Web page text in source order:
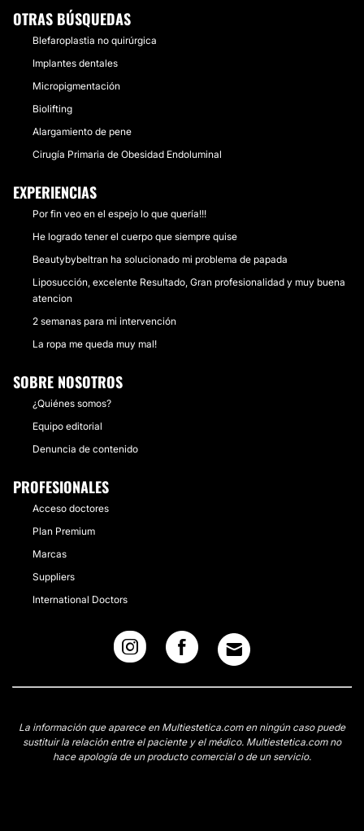
OTRAS BÚSQUEDAS
Blefaroplastia no quirúrgica
Implantes dentales
Micropigmentación
Biolifting
Alargamiento de pene
Cirugía Primaria de Obesidad Endoluminal
EXPERIENCIAS
Por fin veo en el espejo lo que quería!!!
He logrado tener el cuerpo que siempre quise
Beautybybeltran ha solucionado mi problema de papada
Liposucción, excelente Resultado, Gran profesionalidad y muy buena
atencion
2 semanas para mi intervención
La ropa me queda muy mal!
SOBRE NOSOTROS
¿Quiénes somos?
Equipo editorial
Denuncia de contenido
PROFESIONALES
Acceso doctores
Plan Premium
Marcas
Suppliers
International Doctors
La información que aparece en Multiestetica.com en ningún caso puede
sustituir la relación entre el paciente y el médico. Multiestetica.com no
hace apología de un producto comercial o de un servicio.